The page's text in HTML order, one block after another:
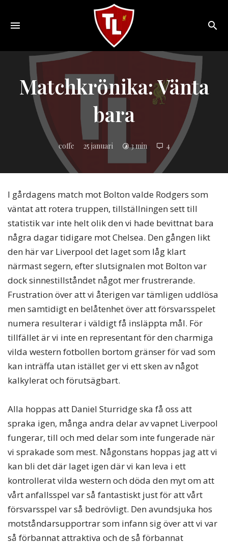
Sveriges
Liverpool
online
magazine!
Matchkrönika: Vänta
bara
coffe 25 januari 3 min 4
I gårdagens match mot Bolton valde Rodgers som
väntat att rotera truppen, tillställningen sett till
statistik var inte helt olik den vi hade bevittnat bara
några dagar tidigare mot Chelsea. Den gången likt
den här var Liverpool det laget som låg klart
närmast segern, efter slutsignalen mot Bolton var
dock sinnestillståndet något mer frustrerande.
Frustration över att vi återigen var tämligen uddlösa
men samtidigt en belåtenhet över att försvarsspelet
numera resulterar i väldigt få insläppta mål. För
tillfället är vi inte en representant för den charmiga
vilda western fotbollen bortom gränser för vad som
kan inträffa utan istället ger vi ett sken av något
kalkylerat och förutsägbart.
Alla hoppas att Daniel Sturridge ska få oss att
spraka igen, många andra delar av vapnet Liverpool
fungerar, till och med delar som inte fungerade när
vi sprakade som mest. Någonstans hoppas jag att vi
kan bli det där laget igen där vi kan leva i ett
kontrollerat vilda western och döda den myt om att
vårt anfallsspel var så fantastiskt just för att vårt
försvarsspel var så bedrövligt. Den avundsjuka hos
motståndarsupportrar som infann sig över att vi var
så förbannat attraktiva och de så förbannat